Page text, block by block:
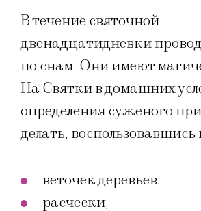
В течение святочной
двенадцатидневки
по снам. Они имеют
На Святки в домашних
определения суженого
делать,
веточек деревьев;
расчески;